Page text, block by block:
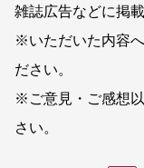
雑誌広告などに掲
※いただいた内容
ださい。
※ご意見・ご感想以
さい。